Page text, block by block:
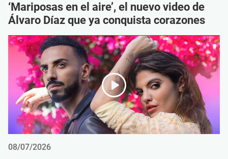
‘Mariposas en el aire’, el nuevo video de
Álvaro Díaz que ya conquista corazones
08/07/2026